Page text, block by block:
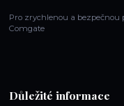
Pro zrychlenou a
Comgate
Důležité informace